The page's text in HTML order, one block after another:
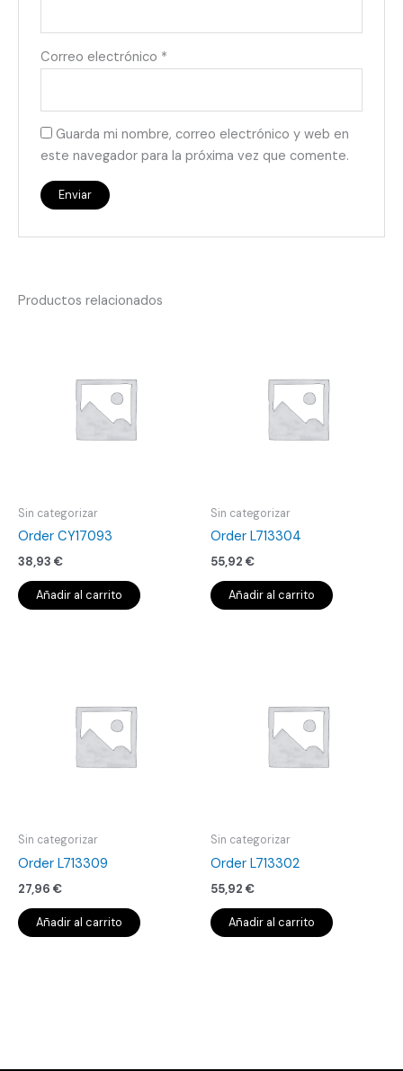
Correo electrónico *
Guarda mi nombre, correo electrónico y web en
este navegador para la próxima vez que comente.
Productos relacionados
Sin categorizar
Order CY17093
38,93 €
Añadir al carrito
Sin categorizar
Order L713304
55,92 €
Añadir al carrito
Sin categorizar
Order L713309
27,96 €
Añadir al carrito
Sin categorizar
Order L713302
55,92 €
Añadir al carrito